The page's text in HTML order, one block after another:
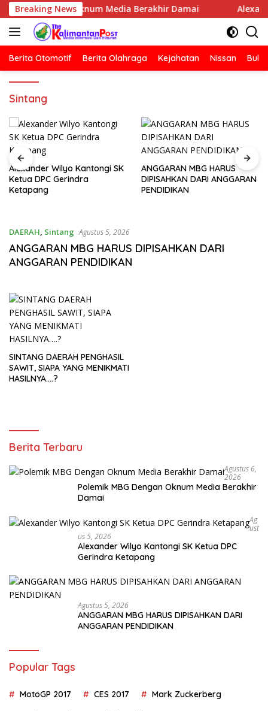
Langsung
ke
konten
Breaking News
Dengan Oknum Media Berakhir Damai Alexander
Berita Otomotif Berita Olahraga Kejahatan Nissan
Sintang
Alexander Wilyo Kantongi SK
Ketua DPC Gerindra
Ketapang
ANGGARAN MBG HARUS
DIPISAHKAN DARI ANGGARAN
PENDIDIKAN
DAERAH, Sintang Agustus 5, 2026
ANGGARAN MBG HARUS DIPISAHKAN DARI
ANGGARAN PENDIDIKAN
SINTANG DAERAH PENGHASIL
SAWIT, SIAPA YANG MENIKMATI
HASILNYA….?
Berita Terbaru
Agustus 6,
2026
Polemik MBG Dengan Oknum Media Berakhir
Damai
Ag
Ust
Us 5, 2026
Alexander Wilyo Kantongi SK Ketua DPC
Gerindra Ketapang
Agustus 5, 2026
ANGGARAN MBG HARUS DIPISAHKAN DARI
ANGGARAN PENDIDIKAN
Popular Tags
MotoGP 2017 CES 2017 Mark Zuckerberg